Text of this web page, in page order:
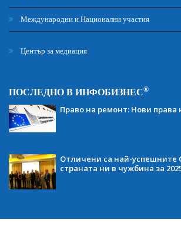
Международни и Национални участия
Център за медиация
ПОСЛЕДНО В ИНФОБИЗНЕС®
Право на ремонт: Нови права
Отличени са най-успешните
страната ни в чужбина за